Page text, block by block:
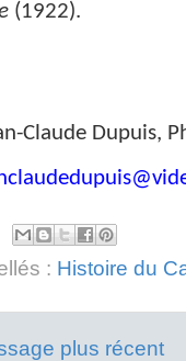
(1922).
Claude Dupuis,
: Histoire du
plus récent